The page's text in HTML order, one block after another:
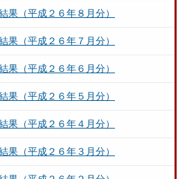
果（平成２６年８月分）
果（平成２６年７月分）
果（平成２６年６月分）
果（平成２６年５月分）
果（平成２６年４月分）
果（平成２６年３月分）